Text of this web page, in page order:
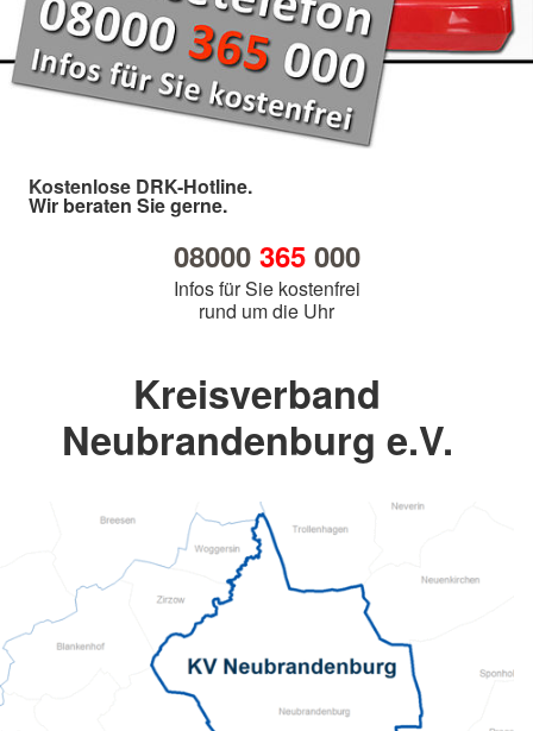
Kostenlose DRK-Hotline.
Wir beraten Sie gerne.
08000 365000
Infos für Sie kostenfrei
rund um die Uhr
Kreisverband
Neubrandenburg e.V.